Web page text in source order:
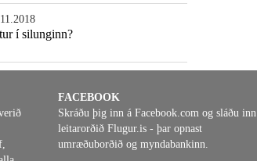
í silunginn?
FACEBOOK
Skráðu þig inn á Facebook.com og sláðu inn
leitarorðið Flugur.is - þar opnast
umræðuborðið og myndabankinn.